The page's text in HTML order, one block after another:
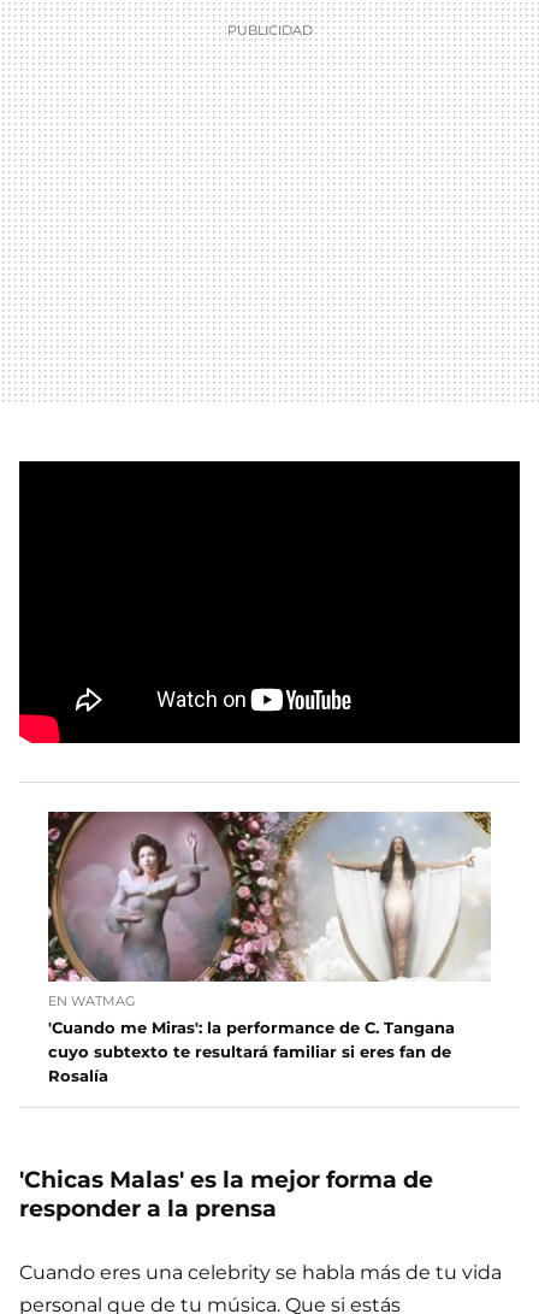
EN WATMAG
'Cuando me Miras': la performance de C. Tangana
cuyo subtexto te resultará familiar si eres fan de
Rosalía
'Chicas Malas' es la mejor forma de
responder a la prensa
Cuando eres una celebrity se habla más de tu vida
personal que de tu música. Que si estás